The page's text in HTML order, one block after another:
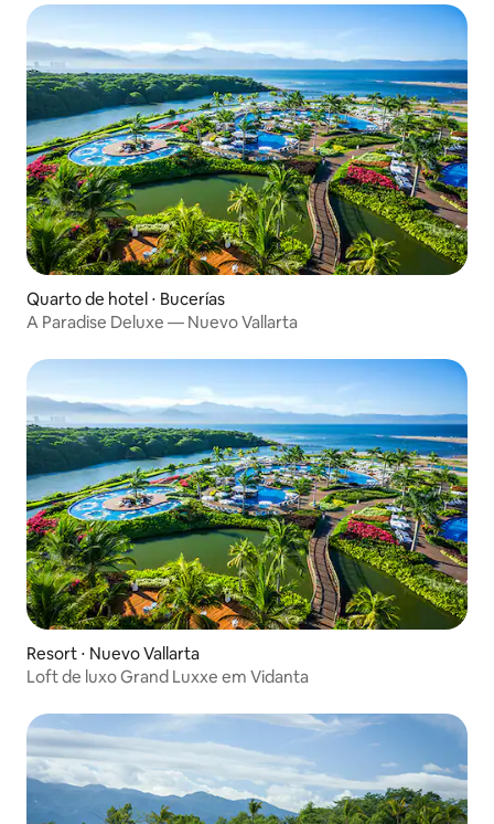
Quarto de hotel ⋅ Bucerías
A Paradise Deluxe — Nuevo Vallarta
Resort ⋅ Nuevo Vallarta
Loft de luxo Grand Luxxe em Vidanta